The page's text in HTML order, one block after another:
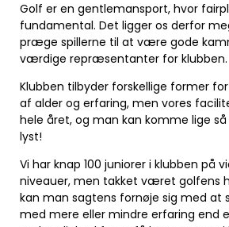
Golf er en gentlemansport, hvor
fundamental. Det ligger os derfor
præge spillerne til at være gode
værdige repræsentanter for klubben.
Klubben tilbyder forskellige former
af alder og erfaring, men vores
hele året, og man kan komme lige
lyst!
Vi har knap 100 juniorer i klubben på
niveauer, men takket været golfens
kan man sagtens fornøje sig med at
med mere eller mindre erfaring end